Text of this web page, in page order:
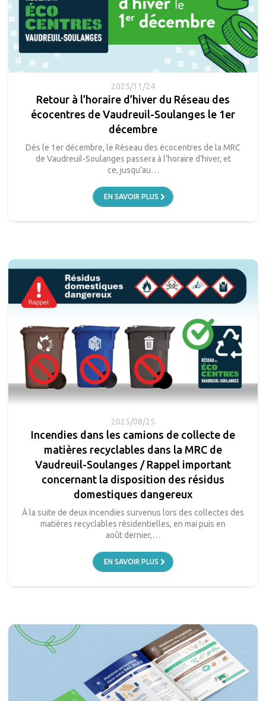
2025/11/24
Retour à l’horaire d’hiver du Réseau des
écocentres de Vaudreuil-Soulanges le 1er
décembre
Dès le 1er décembre, le Réseau des écocentres de la MRC
de Vaudreuil-Soulanges passera à l’horaire d’hiver, et
ce, jusqu’au…
EN SAVOIR PLUS
2025/08/25
Incendies dans les camions de collecte de
matières recyclables dans la MRC de
Vaudreuil-Soulanges / Rappel important
concernant la disposition des résidus
domestiques dangereux
À la suite de deux incendies survenus lors des collectes des
matières recyclables résidentielles, en mai puis en
août dernier,…
EN SAVOIR PLUS